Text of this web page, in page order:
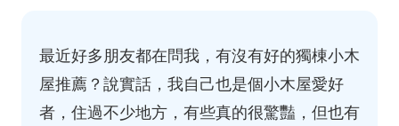
最近好多朋友都在問我，有沒有好的獨棟小木
屋推薦？說實話，我自己也是個小木屋愛好
者，住過不少地方，有些真的很驚豔，但也有